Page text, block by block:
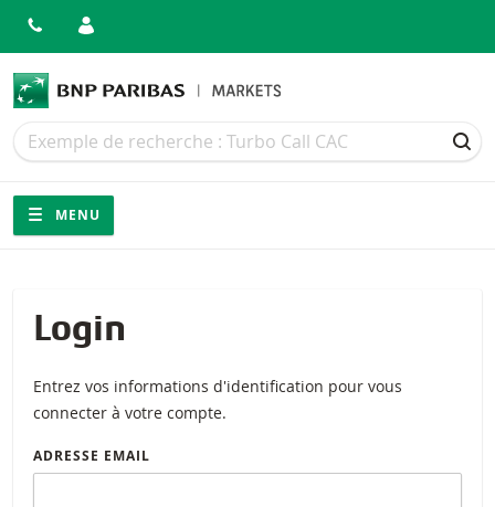
Recherche
Recherche
Navigation
Navigation sur le site
MENU
Login
Entrez vos informations d'identification pour vous
connecter à votre compte.
ADRESSE EMAIL